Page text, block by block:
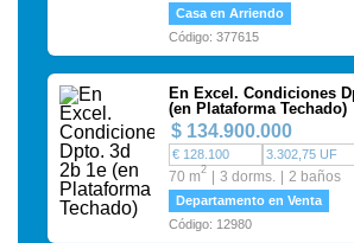
Casa en Arriendo
Código: 377615
En Excel. Condiciones
(en Plataforma Techado)
$ 134.900.000
€ 128.100 3.302,75 UF
70 m2 3 dorms. 2 baños
Departamento en Venta
Código: 12980